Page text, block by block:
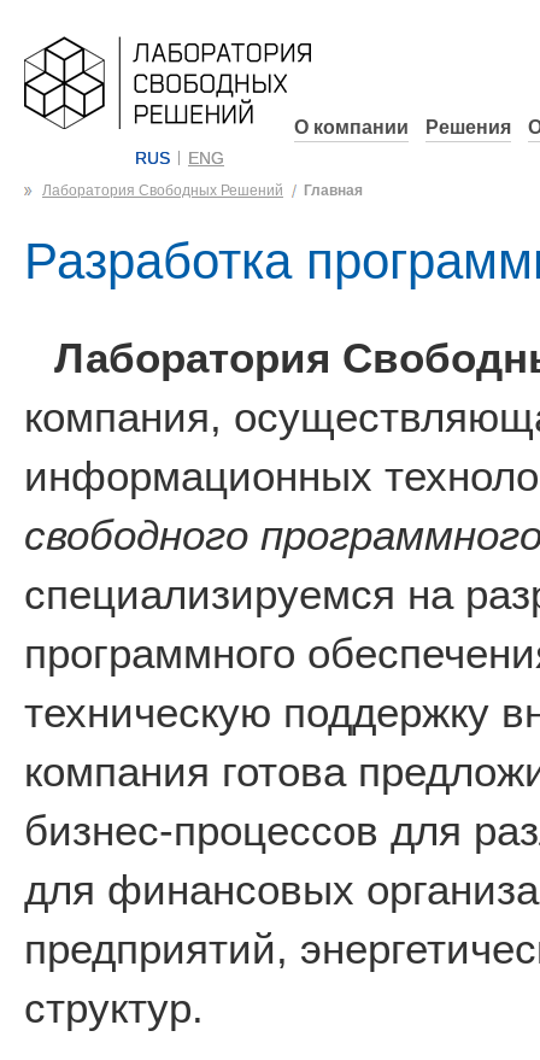
RUS ENG
О компании Решения
Лаборатория Свободных Решений Главная
Разработка
Лаборатория
компания,
информационных
свободного
специализируемся на
программного
техническую поддержку
компания готова
бизнес-процессов для
для финансовых
предприятий,
структур.